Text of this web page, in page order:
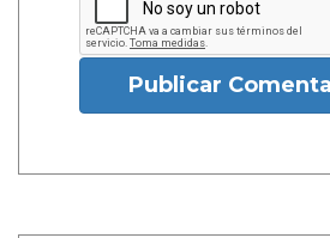
Publicar